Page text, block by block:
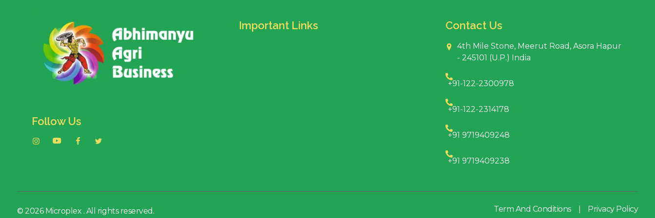
Follow Us
Important Links Contact Us
4th Mile Stone, Meerut Road, Asora Hapur
- 245101 (U.P.) India
+91-122-2300978
+91-122-2314178
+91 9719409248
+91 9719409238
© 2026 Microplex . All rights reserved. Term And Conditions Privacy Policy